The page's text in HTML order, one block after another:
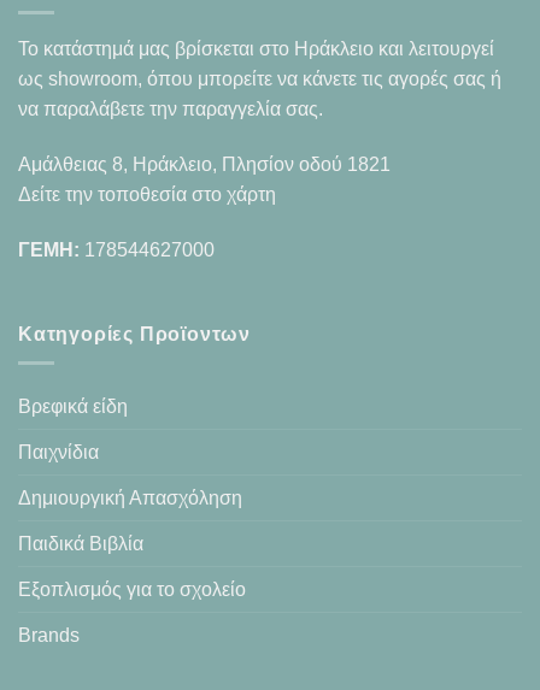
Το κατάστημά μας βρίσκεται στο Ηράκλειο και λειτουργεί
ως showroom, όπου μπορείτε να κάνετε τις αγορές σας ή
να παραλάβετε την παραγγελία σας.
Αμάλθειας 8, Ηράκλειο, Πλησίον οδού 1821
Δείτε την τοποθεσία στο χάρτη
ΓΕΜΗ: 178544627000
Κατηγορίες Προϊοντων
Βρεφικά είδη
Παιχνίδια
Δημιουργική Απασχόληση
Παιδικά Βιβλία
Εξοπλισμός για το σχολείο
Brands